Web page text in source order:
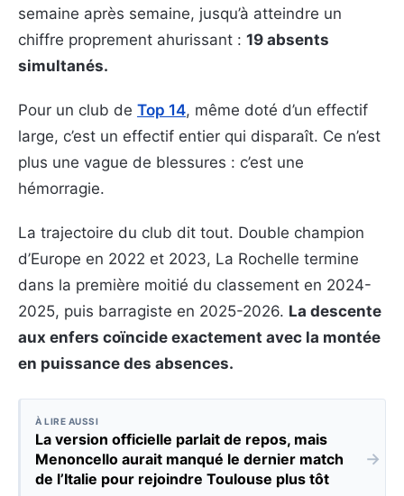
semaine après semaine, jusqu’à atteindre un
chiffre proprement ahurissant : 19 absents
simultanés.
Pour un club de Top 14, même doté d’un effectif
large, c’est un effectif entier qui disparaît. Ce n’est
plus une vague de blessures : c’est une
hémorragie.
La trajectoire du club dit tout. Double champion
d’Europe en 2022 et 2023, La Rochelle termine
dans la première moitié du classement en 2024-
2025, puis barragiste en 2025-2026. La descente
aux enfers coïncide exactement avec la montée
en puissance des absences.
À LIRE AUSSI
La version officielle parlait de repos, mais
Menoncello aurait manqué le dernier match
de l’Italie pour rejoindre Toulouse plus tôt
→